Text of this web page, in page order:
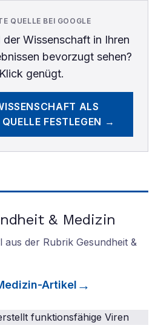
QUELLE BEI GOOGLE
der Wissenschaftin Ihren
bevorzugt sehen?
genügt.
ALS
FESTLEGEN →
& Medizin
aus der Rubrik Gesundheit &
-Artikel